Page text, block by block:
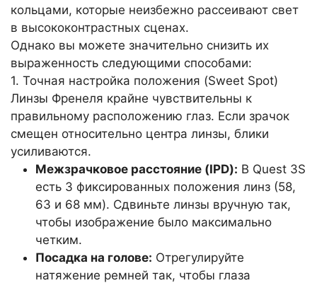
кольцами, которые неизбежно рассеивают свет
в высококонтрастных сценах.
Однако вы можете значительно снизить их
выраженность следующими способами:
1. Точная настройка положения (Sweet Spot)
Линзы Френеля крайне чувствительны к
правильному расположению глаз. Если зрачок
смещен относительно центра линзы, блики
усиливаются.
Межзрачковое расстояние (IPD): В Quest 3S
есть 3 фиксированных положения линз (58,
63 и 68 мм). Сдвиньте линзы вручную так,
чтобы изображение было максимально
четким.
Посадка на голове: Отрегулируйте
натяжение ремней так, чтобы глаза